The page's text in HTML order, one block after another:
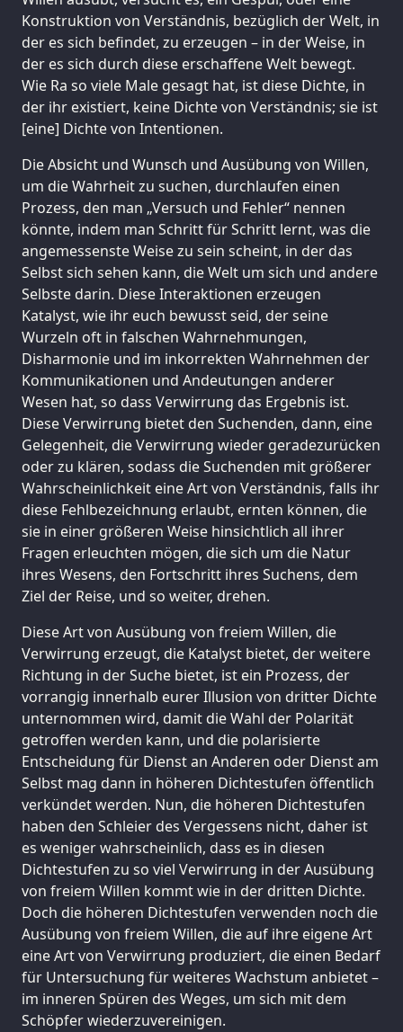
Konstruktion von Verständnis, bezüglich der Welt, in
der es sich befindet, zu erzeugen – in der Weise, in
der es sich durch diese erschaffene Welt bewegt.
Wie Ra so viele Male gesagt hat, ist diese Dichte, in
der ihr existiert, keine Dichte von Verständnis; sie ist
[eine] Dichte von Intentionen.
Die Absicht und Wunsch und Ausübung von Willen,
um die Wahrheit zu suchen, durchlaufen einen
Prozess, den man „Versuch und Fehler“ nennen
könnte, indem man Schritt für Schritt lernt, was die
angemessenste Weise zu sein scheint, in der das
Selbst sich sehen kann, die Welt um sich und andere
Selbste darin. Diese Interaktionen erzeugen
Katalyst, wie ihr euch bewusst seid, der seine
Wurzeln oft in falschen Wahrnehmungen,
Disharmonie und im inkorrekten Wahrnehmen der
Kommunikationen und Andeutungen anderer
Wesen hat, so dass Verwirrung das Ergebnis ist.
Diese Verwirrung bietet den Suchenden, dann, eine
Gelegenheit, die Verwirrung wieder geradezurücken
oder zu klären, sodass die Suchenden mit größerer
Wahrscheinlichkeit eine Art von Verständnis, falls ihr
diese Fehlbezeichnung erlaubt, ernten können, die
sie in einer größeren Weise hinsichtlich all ihrer
Fragen erleuchten mögen, die sich um die Natur
ihres Wesens, den Fortschritt ihres Suchens, dem
Ziel der Reise, und so weiter, drehen.
Diese Art von Ausübung von freiem Willen, die
Verwirrung erzeugt, die Katalyst bietet, der weitere
Richtung in der Suche bietet, ist ein Prozess, der
vorrangig innerhalb eurer Illusion von dritter Dichte
unternommen wird, damit die Wahl der Polarität
getroffen werden kann, und die polarisierte
Entscheidung für Dienst an Anderen oder Dienst am
Selbst mag dann in höheren Dichtestufen öffentlich
verkündet werden. Nun, die höheren Dichtestufen
haben den Schleier des Vergessens nicht, daher ist
es weniger wahrscheinlich, dass es in diesen
Dichtestufen zu so viel Verwirrung in der Ausübung
von freiem Willen kommt wie in der dritten Dichte.
Doch die höheren Dichtestufen verwenden noch die
Ausübung von freiem Willen, die auf ihre eigene Art
eine Art von Verwirrung produziert, die einen Bedarf
für Untersuchung für weiteres Wachstum anbietet –
im inneren Spüren des Weges, um sich mit dem
Schöpfer wiederzuvereinigen.